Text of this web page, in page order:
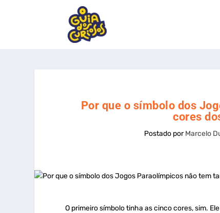
Por que o símbolo dos
cores
Postado porMarcelo
O primeiro símbolo tinha as cinco cores, sim.